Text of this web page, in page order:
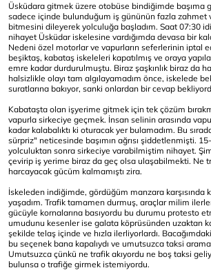
Üsküdara gitmek üzere otobüse bindiğimde başıma
sadece içinde bulunduğum iş gününün fazla zahmet
bitmesini dileyerek yolculuğa başladım. Saat 07:30
nihayet Üsküdar iskelesine vardığımda devasa bir
Nedeni özel motorlar ve vapurların seferlerinin iptal
beşiktaş, kabataş iskeleleri kapatılmış ve oraya
emre kadar durdurulmuştu. Biraz şaşkınlık biraz da
halsizlikle olayı tam algılayamadım önce, iskelede
suratlarına bakıyor, sanki onlardan bir cevap
Kabataşta olan işyerime gitmek için tek çözüm
vapurla sirkeciye geçmek. İnsan selinin arasında
kadar kalabalıktı ki oturacak yer bulamadım. Bu
sürpriz" neticesinde başımın ağrısı şiddetlenmişti.
yolculuktan sonra sirkeciye varabilmiştim nihayet.
çevirip iş yerime biraz da geç olsa ulaşabilmekti. Ne
harcayacak gücüm kalmamıştı zira.
İskeleden indiğimde, gördüğüm manzara karşısında
yaşadım. Trafik tamamen durmuş, araçlar milim
gücüyle kornalarına basıyordu bu durumu protesto
umudunu kesenler ise galata köprüsünden uzaktan
şekilde telaş içinde ve hızla ilerliyorlardı.
bu seçenek bana kapalıydı ve umutsuzca taksi
Umutsuzca çünkü ne trafik akıyordu ne boş taksi
bulunsa o trafiğe girmek istemiyordu.